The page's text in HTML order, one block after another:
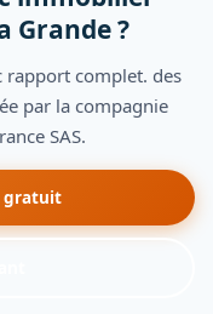
Grande ?
rapport complet. des
par la compagnie
SAS.
gratuit